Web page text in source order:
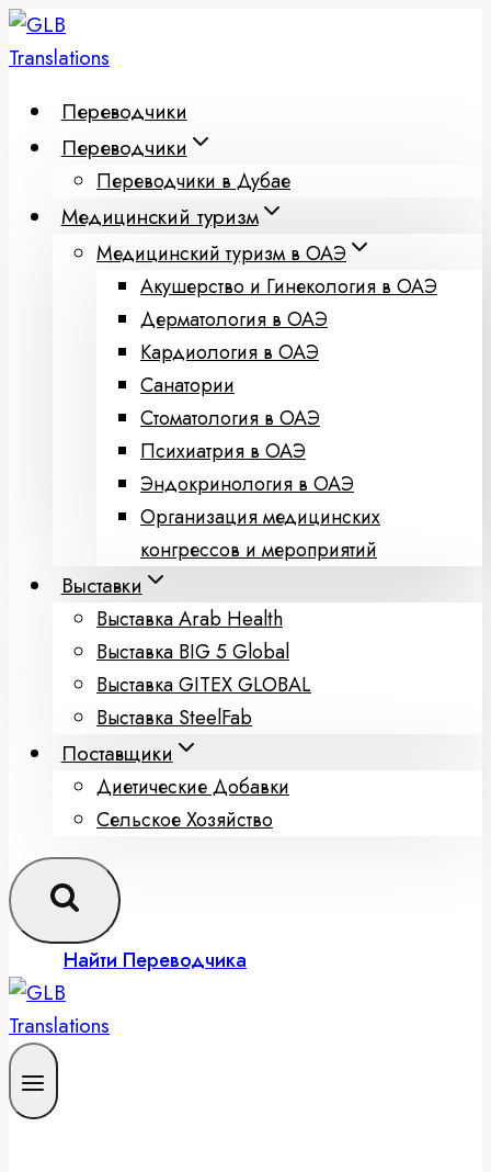
Перейти
к
Переводчики
Переводчики
Переводчики в Дубае
Медицинский туризм
Медицинский туризм в ОАЭ
Акушерство и Гинекология в ОАЭ
Дерматология в ОАЭ
Кардиология в ОАЭ
Санатории
Стоматология в ОАЭ
Психиатрия в ОАЭ
Эндокринология в ОАЭ
Организация медицинских
конгрессов и мероприятий
Выставки
Выставка Arab Health
Выставка BIG 5 Global
Выставка GITEX GLOBAL
Выставка SteelFab
Поставщики
Диетические Добавки
Сельское Хозяйство
Найти Переводчика